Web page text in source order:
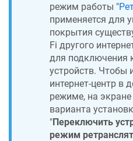
режим работы "
применяется для
покрытия
Fi другого
для подключения
устройств. Чтобы
интернет-центр в
режиме, на
варианта
"Переключить
режим